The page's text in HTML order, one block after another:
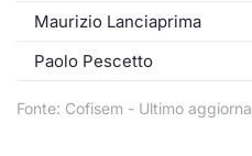
Maurizio Lanciaprima
Paolo Pescetto
Fonte: Cofisem - Ultimo